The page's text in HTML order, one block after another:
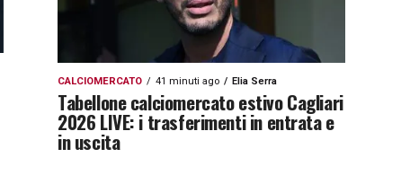
CALCIOMERCATO 41 minuti ago Elia Serra
Tabellone calciomercato estivo Cagliari
2026 LIVE: i trasferimenti in entrata e
in uscita